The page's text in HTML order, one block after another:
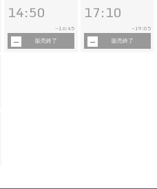
14:50
~ 16:45
販売終了
17:10
~ 19:05
販売終了